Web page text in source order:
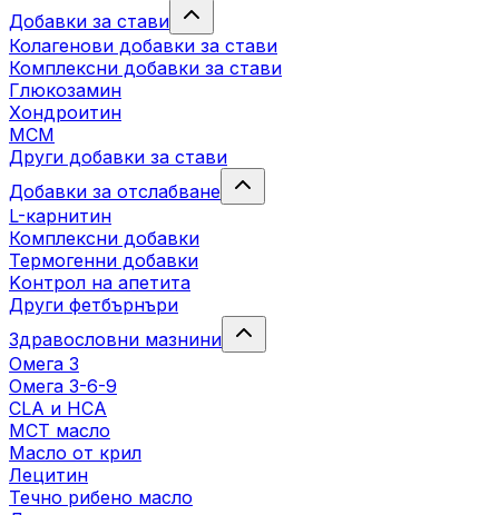
Добавки за стави
Колагенови добавки за стави
Комплексни добавки за стави
Глюкозамин
Хондроитин
МСМ
Други добавки за стави
Добавки за отслабване
L-карнитин
Комплексни добавки
Термогенни добавки
Kонтрол на апетита
Други фетбърнъри
Здравословни мазнини
Омега 3
Омега 3-6-9
CLA и HCA
МСТ масло
Масло от крил
Лецитин
Течно рибено масло